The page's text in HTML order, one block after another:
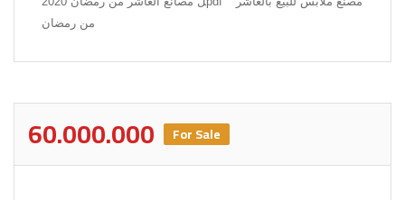
من رمضان
60.000.000 For Sale